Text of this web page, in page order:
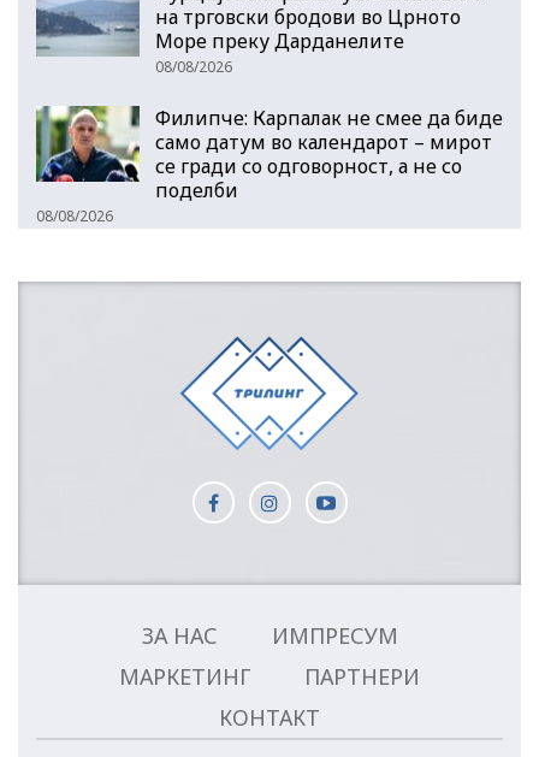
на трговски бродови во Црното
Море преку Дарданелите
08/08/2026
Филипче: Карпалак не смее да биде
само датум во календарот – мирот
се гради со одговорност, а не со
поделби
08/08/2026
ЗА НАС
ИМПРЕСУМ
МАРКЕТИНГ
ПАРТНЕРИ
КОНТАКТ